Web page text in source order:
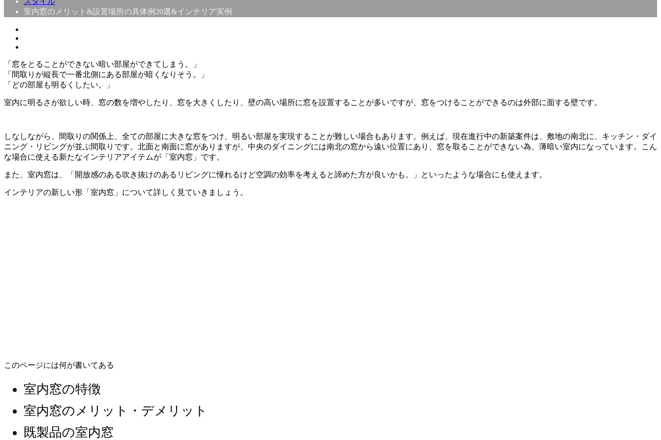
室内窓のメリット&設置場所の具体例20選&インテリア実例
「窓をとることができない暗い部屋ができてしまう。」
「間取りが縦長で一番北側にある部屋が暗くなりそう。」
「どの部屋も明るくしたい。」
室内に明るさが欲しい時、窓の数を増やしたり、窓を大きくしたり、壁の高い場所に窓を設置することが多いですが、窓をつけることができるのは外部に面する壁です。
しなしながら、間取りの関係上、全ての部屋に大きな窓をつけ、明るい部屋を実現することが難しい場合もあります。例えば、現在進行中の新築案件は、敷地の南北に、キッチン・ダイ
ニング・リビングが並ぶ間取りです。北面と南面に窓がありますが、中央のダイニングには南北の窓から遠い位置にあり、窓を取ることができない為、薄暗い室内になっています。こん
な場合に使える新たなインテリアアイテムが「室内窓」です。
また、室内窓は、「開放感のある吹き抜けのあるリビングに憧れるけど空調の効率を考えると諦めた方が良いかも。」といったような場合にも使えます。
インテリアの新しい形「室内窓」について詳しく見ていきましょう。
このページには何が書いてある
室内窓の特徴
室内窓のメリット・デメリット
既製品の室内窓